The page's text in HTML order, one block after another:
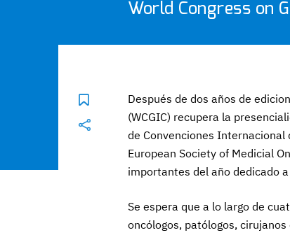
World Congress on
Después de dos años de
(WCGIC) recupera la
de Convenciones Internacional
European Society of Medicial
importantes del año dedicado
Se espera que a lo largo de
oncólogos, patólogos,